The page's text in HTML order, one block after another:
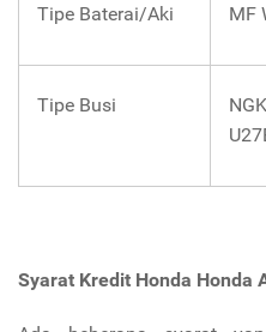
Tipe Baterai/Aki MF
Tipe Busi
Syarat Kredit Honda Honda